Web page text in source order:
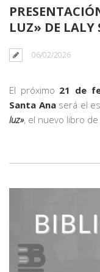
LUZ» DE LALY
06/02/2026
El próximo 21 de
Santa Anaserá el
luz», el nuevo libro